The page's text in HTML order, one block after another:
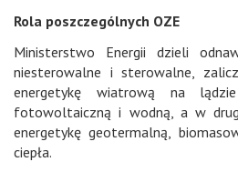
Rola poszczególnych OZE
Ministerstwo Energii dzieli
niesterowalne i sterowalne,
energetykę wiatrową na
fotowoltaiczną i wodną, a w
energetykę geotermalną,
ciepła.